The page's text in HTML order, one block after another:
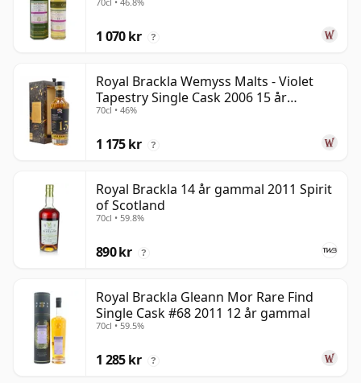
1 070 kr ?
Royal Brackla Wemyss Malts - Violet
Tapestry Single Cask 2006 15 år
gammal
70cl • 46%
1 175 kr ?
Royal Brackla 14 år gammal 2011 Spirit
of Scotland
70cl • 59.8%
890 kr ?
Royal Brackla Gleann Mor Rare Find
Single Cask #68 2011 12 år gammal
70cl • 59.5%
1 285 kr ?